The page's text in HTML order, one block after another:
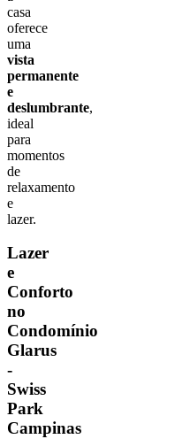
casa
oferece
uma
vista
permanente
e
deslumbrante,
ideal
para
momentos
de
relaxamento
e
lazer.
Lazer
e
Conforto
no
Condomínio
Glarus
-
Swiss
Park
Campinas